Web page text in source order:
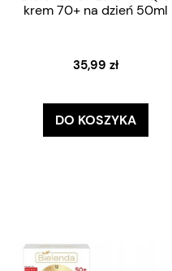
krem 70+ na dzień 50ml
35,99 zł
DO KOSZYKA